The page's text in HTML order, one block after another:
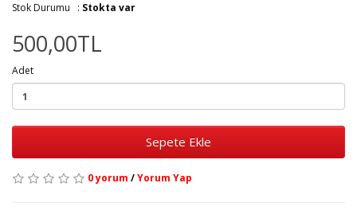
Stok Durumu : Stokta var
500,00TL
Adet
Sepete Ekle
0 yorum /Yorum Yap